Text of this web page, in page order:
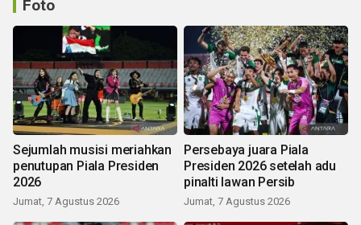
Foto
Sejumlah musisi meriahkan
penutupan Piala Presiden
2026
Jumat, 7 Agustus 2026
Persebaya juara Piala
Presiden 2026 setelah adu
pinalti lawan Persib
Jumat, 7 Agustus 2026